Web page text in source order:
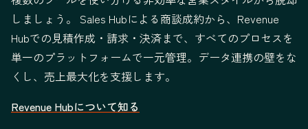
しましょう。 Sales Hubによる商談成約から、Revenue
Hubでの見積作成・請求・決済まで、すべてのプロセスを
単一のプラットフォームで一元管理。データ連携の壁をな
くし、売上最大化を支援します。
Revenue Hubについて知る